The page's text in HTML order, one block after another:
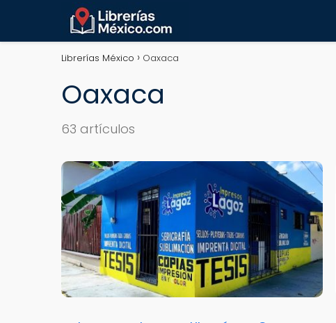
Librerías México Oaxaca
Oaxaca
63 artículos